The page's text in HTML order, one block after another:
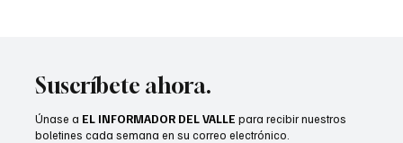
Suscríbete ahora.
Únase a EL INFORMADOR DEL VALLE para recibir nuestros
boletines cada semana en su correo electrónico.